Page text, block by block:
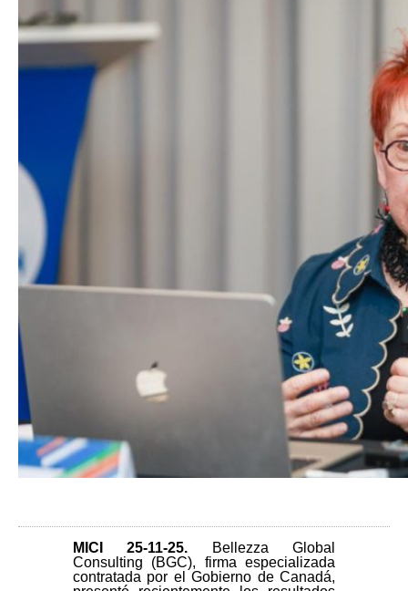
MICI 25-11-25.
Bellezza Global
Consulting (BGC), firma especializada
contratada por el Gobierno de Canadá,